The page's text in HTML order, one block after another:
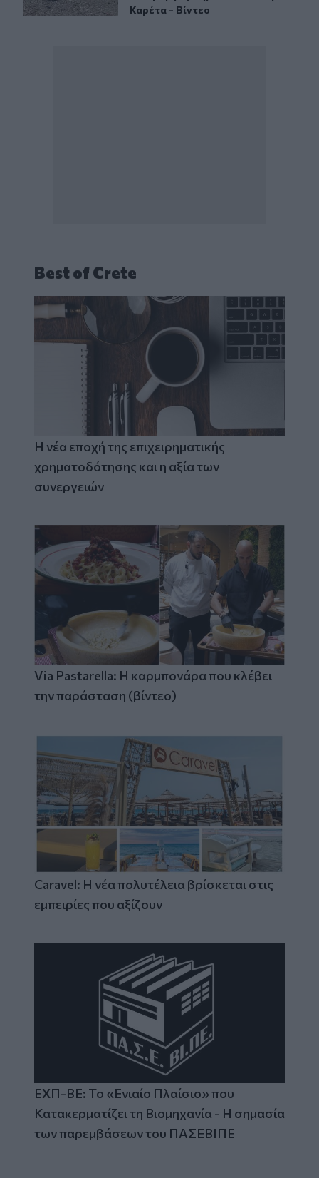
Καρέτα - Βίντεο
Best of Crete
Η νέα εποχή της επιχειρηματικής
χρηματοδότησης και η αξία των
συνεργειών
Via Pastarella: Η καρμπονάρα που κλέβει
την παράσταση (βίντεο)
Caravel: Η νέα πολυτέλεια βρίσκεται στις
εμπειρίες που αξίζουν
ΕΧΠ-ΒΕ: Το «Ενιαίο Πλαίσιο» που
Κατακερματίζει τη Βιομηχανία - Η σημασία
των παρεμβάσεων του ΠΑΣΕΒΙΠΕ